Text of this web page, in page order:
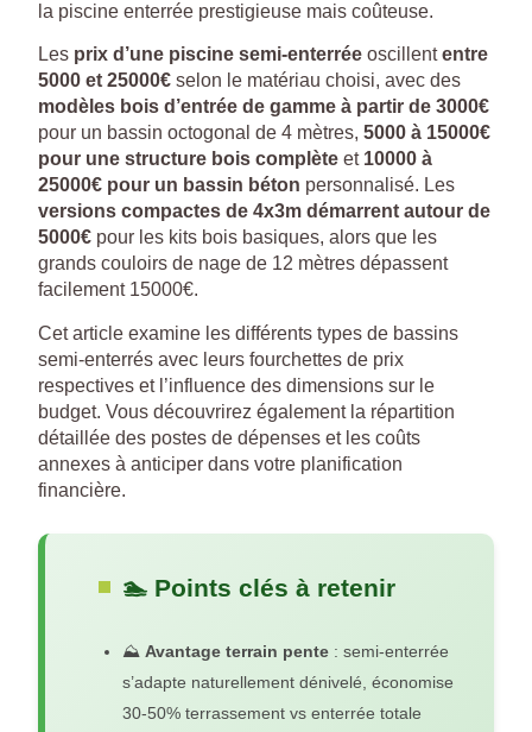
la piscine enterrée prestigieuse mais coûteuse.
Les prix d’une piscine semi-enterrée oscillententre
5000 et 25000€ selon le matériau choisi, avec des
modèles bois d’entrée de gamme à partir de 3000€
pour un bassin octogonal de 4 mètres, 5000 à 15000€
pour une structure bois complète et 10000 à
25000€ pour un bassin béton personnalisé. Les
versions compactes de 4x3m démarrent autour de
5000€ pour les kits bois basiques, alors que les
grands couloirs de nage de 12 mètres dépassent
facilement 15000€.
Cet article examine les différents types de bassins
semi-enterrés avec leurs fourchettes de prix
respectives et l’influence des dimensions sur le
budget. Vous découvrirez également la répartition
détaillée des postes de dépenses et les coûts
annexes à anticiper dans votre planification
financière.
🏊 Points clés à retenir
⛰️ Avantage terrain pente : semi-enterrée
s’adapte naturellement dénivelé, économise
30-50% terrassement vs enterrée totale